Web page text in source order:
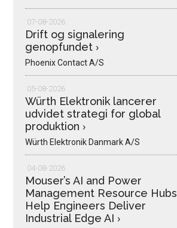
07-08-2026
Drift og signalering
genopfundet ›
Phoenix Contact A/S
05-08-2026
Würth Elektronik lancerer
udvidet strategi for global
produktion ›
Würth Elektronik Danmark A/S
04-08-2026
Mouser’s AI and Power
Management Resource Hubs
Help Engineers Deliver
Industrial Edge AI ›